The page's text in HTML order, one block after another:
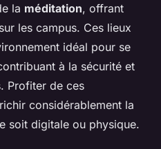
la méditation, offrant
les campus. Ces lieux
idéal pour se
à la sécurité et
Profiter de ces
considérablement la
soit digitale ou physique.